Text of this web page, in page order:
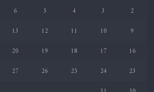
2
3
4
5
6
9
10
11
12
13
16
17
18
19
20
23
24
25
26
27